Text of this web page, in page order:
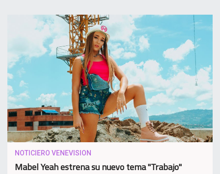
NOTICIERO VENEVISION
Mabel Yeah estrena su nuevo tema "Trabajo"